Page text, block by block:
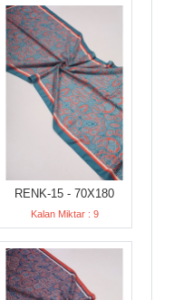
RENK-15 - 70X180
Kalan Miktar : 9